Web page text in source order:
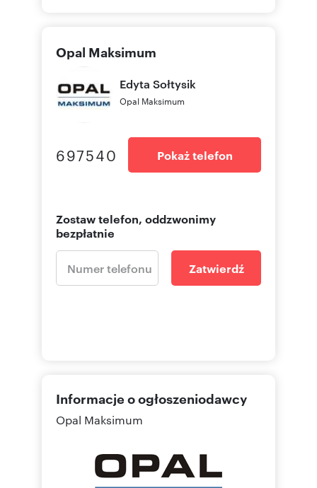
Opal Maksimum
Edyta Sołtysik
Opal Maksimum
697540 Pokaż telefon
Zostaw telefon, oddzwonimy
bezpłatnie
Zatwierdź
Informacje o ogłoszeniodawcy
Opal Maksimum